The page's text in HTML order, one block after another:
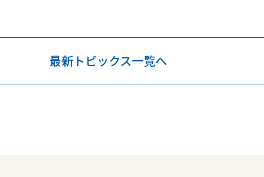
最新トピックス一覧へ